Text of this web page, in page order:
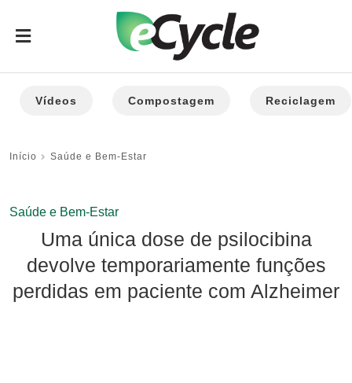
Vídeos Compostagem Reciclagem
Início Saúde e Bem-Estar
Saúde e Bem-Estar
Uma única dose de psilocibina
devolve temporariamente funções
perdidas em paciente com Alzheimer